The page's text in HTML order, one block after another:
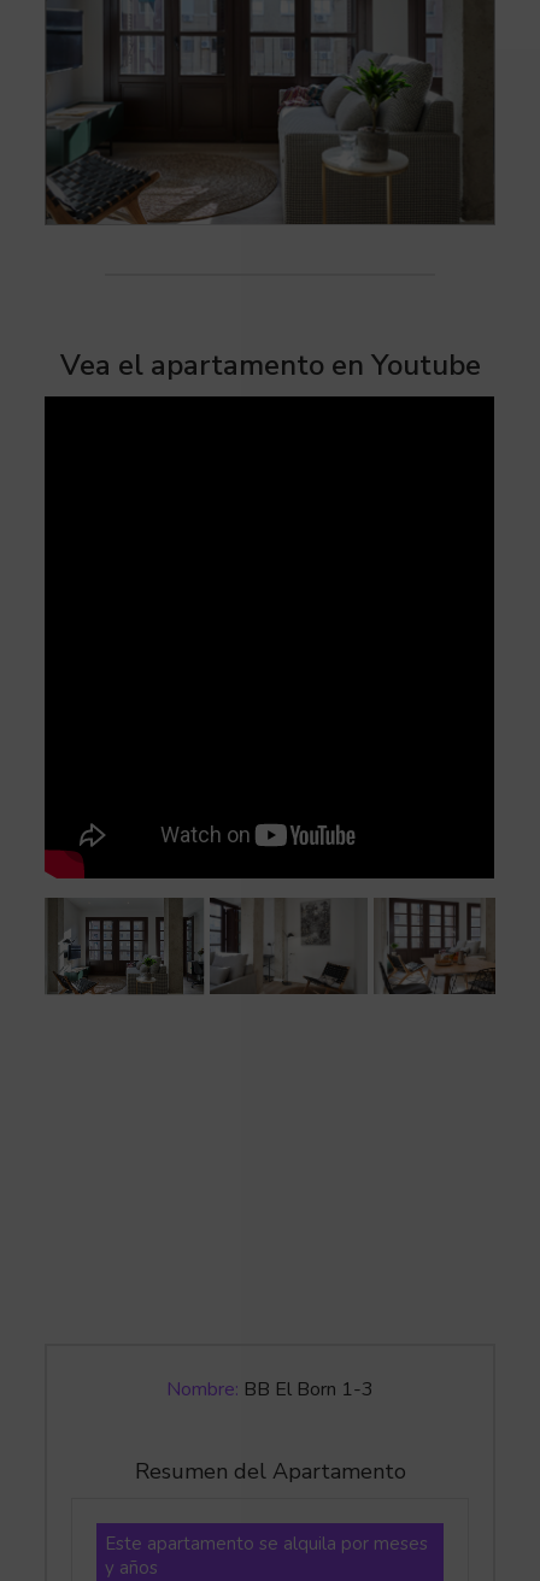
Nombre: BB El Born 1-3
Resumen del Apartamento
Este apartamento se alquila por meses
y años
Vea el apartamento en Youtube